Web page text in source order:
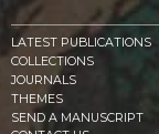
LATEST PUBLICATIONS
COLLECTIONS
JOURNALS
THEMES
SEND A MANUSCRIPT